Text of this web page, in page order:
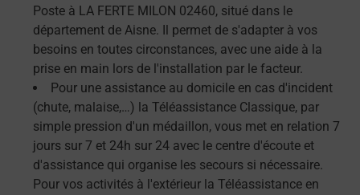
Poste à LA FERTE MILON 02460, situé dans le
département de Aisne. Il permet de s'adapter à vos
besoins en toutes circonstances, avec une aide à la
prise en main lors de l'installation par le facteur.
Pour une assistance au domicile en cas d'incident
(chute, malaise,…) la Téléassistance Classique, par
simple pression d'un médaillon, vous met en relation 7
jours sur 7 et 24h sur 24 avec le centre d'écoute et
d'assistance qui organise les secours si nécessaire.
Pour vos activités à l'extérieur la Téléassistance en